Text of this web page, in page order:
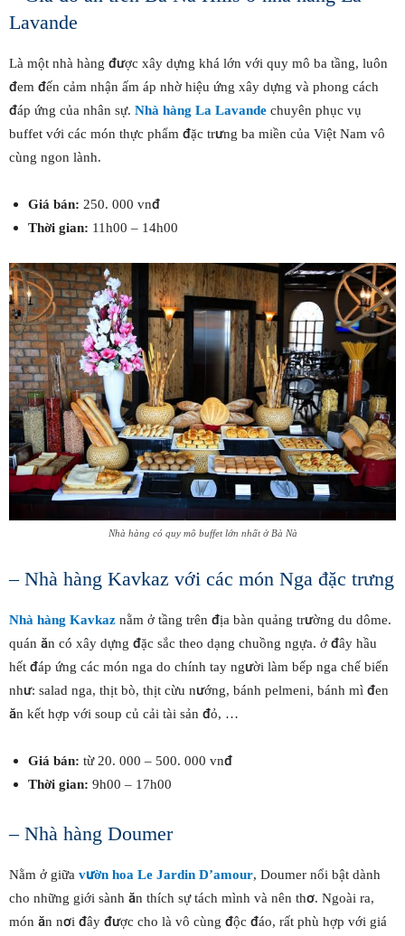
Lavande
Là một nhà hàng được xây dựng khá lớn với quy mô ba tầng, luôn
đem đến cảm nhận ấm áp nhờ hiệu ứng xây dựng và phong cách
đáp ứng của nhân sự. Nhà hàng La Lavande chuyên phục vụ
buffet với các món thực phẩm đặc trưng ba miền của Việt Nam vô
cùng ngon lành.
Giá bán: 250. 000 vnđ
Thời gian: 11h00 – 14h00
Nhà hàng có quy mô buffet lớn nhất ở Bà Nà
– Nhà hàng Kavkaz với các món Nga đặc trưng
Nhà hàng Kavkaz nằm ở tầng trên địa bàn quảng trường du dôme.
quán ăn có xây dựng đặc sắc theo dạng chuồng ngựa. ở đây hầu
hết đáp ứng các món nga do chính tay người làm bếp nga chế biến
như: salad nga, thịt bò, thịt cừu nướng, bánh pelmeni, bánh mì đen
ăn kết hợp với soup củ cải tài sản đỏ, …
Giá bán: từ 20. 000 – 500. 000 vnđ
Thời gian: 9h00 – 17h00
– Nhà hàng Doumer
Nằm ở giữa vườn hoa Le Jardin D’amour, Doumer nổi bật dành
cho những giới sành ăn thích sự tách mình và nên thơ. Ngoài ra,
món ăn nơi đây được cho là vô cùng độc đáo, rất phù hợp với giá